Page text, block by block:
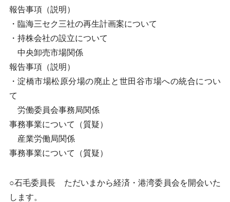
報告事項（説明）
・臨海三セク三社の再生計画案について
・持株会社の設立について
中央卸売市場関係
報告事項（説明）
・淀橋市場松原分場の廃止と世田谷市場への統合につい
て
労働委員会事務局関係
事務事業について（質疑）
産業労働局関係
事務事業について（質疑）
○石毛委員長 ただいまから経済・港湾委員会を開会いた
します。